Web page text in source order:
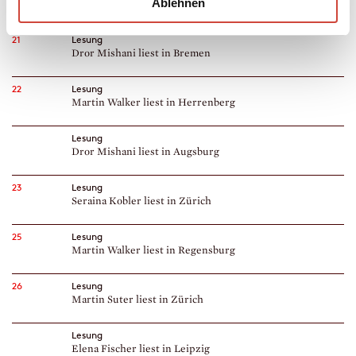
Martin Walker liest in Bad Soden
21
Lesung
Dror Mishani liest in Bremen
22
Lesung
Martin Walker liest in Herrenberg
Lesung
Dror Mishani liest in Augsburg
23
Lesung
Seraina Kobler liest in Zürich
25
Lesung
Martin Walker liest in Regensburg
26
Lesung
Martin Suter liest in Zürich
Lesung
Elena Fischer liest in Leipzig